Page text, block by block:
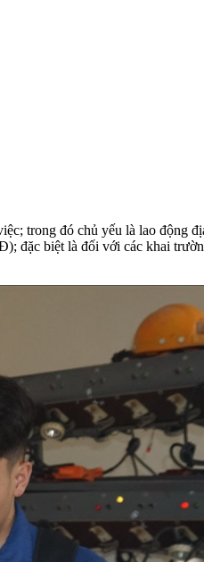
trong đó chủ yếu là lao động
đặc biệt là đối với các khai